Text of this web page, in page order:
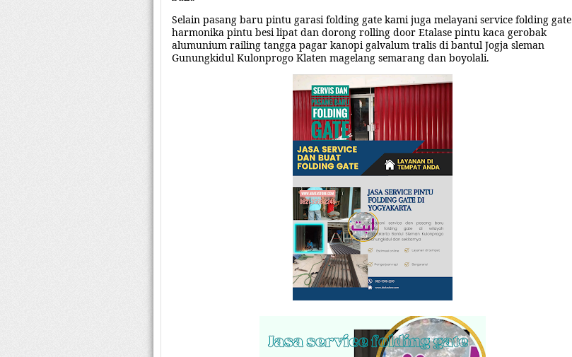
Selain pasang baru pintu garasi folding gate kami juga melayani service folding gate
harmonika pintu besi lipat dan dorong rolling door Etalase pintu kaca gerobak
alumunium railing tangga pagar kanopi galvalum tralis di bantul Jogja sleman
Gunungkidul Kulonprogo Klaten magelang semarang dan boyolali.